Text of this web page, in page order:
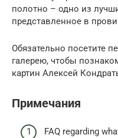
полотно – одно из
представленное в
Обязательно посетите
галерею, чтобы
картин Алексей
Примечания
FAQ regarding